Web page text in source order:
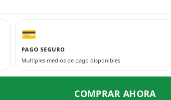
💳
PAGO SEGURO
Multiples medios de pago disponibles.
COMPRAR AHORA